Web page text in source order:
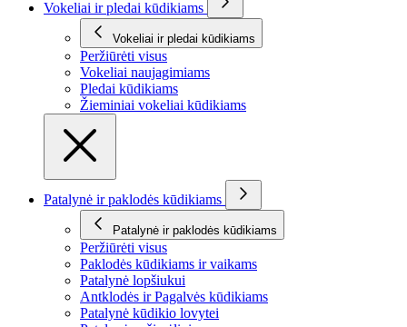
Vokeliai ir pledai kūdikiams
Vokeliai ir pledai kūdikiams
Peržiūrėti visus
Vokeliai naujagimiams
Pledai kūdikiams
Žieminiai vokeliai kūdikiams
Patalynė ir paklodės kūdikiams
Patalynė ir paklodės kūdikiams
Peržiūrėti visus
Paklodės kūdikiams ir vaikams
Patalynė lopšiukui
Antklodės ir Pagalvės kūdikiams
Patalynė kūdikio lovytei